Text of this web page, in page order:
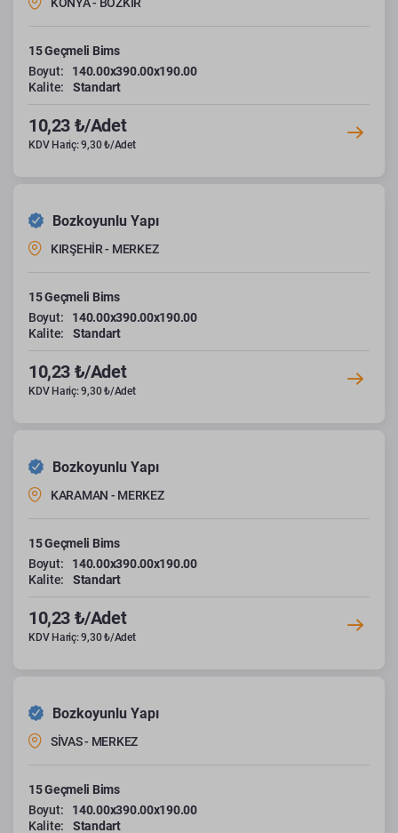
15 Geçmeli Bims
Boyut:
140.00x390.00x190.00
Kalite:
Standart
10,23 ₺/Adet
KDV Hariç: 9,30 ₺/Adet
Bozkoyunlu Yapı
KIRŞEHİR - MERKEZ
15 Geçmeli Bims
Boyut:
140.00x390.00x190.00
Kalite:
Standart
10,23 ₺/Adet
KDV Hariç: 9,30 ₺/Adet
Bozkoyunlu Yapı
KARAMAN - MERKEZ
15 Geçmeli Bims
Boyut:
140.00x390.00x190.00
Kalite:
Standart
10,23 ₺/Adet
KDV Hariç: 9,30 ₺/Adet
Bozkoyunlu Yapı
SİVAS - MERKEZ
15 Geçmeli Bims
Boyut:
140.00x390.00x190.00
Kalite:
Standart